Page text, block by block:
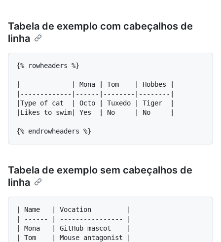
Tabela de exemplo com cabeçalhos de
linha
{% rowheaders %}
|             | Mona | Tom    | Hobbes |
|-------------|------|--------|--------|
|Type of cat  | Octo | Tuxedo | Tiger  |
|Likes to swim| Yes  | No     | No     |
Tabela de exemplo sem cabeçalhos de
linha
| Name   | Vocation         |
| ------ | ---------------- |
| Mona   | GitHub mascot    |
| Tom    | Mouse antagonist |